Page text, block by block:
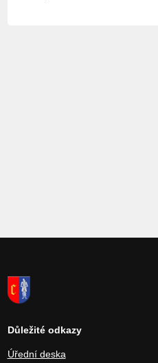
Důležité odkazy
Úřední deska